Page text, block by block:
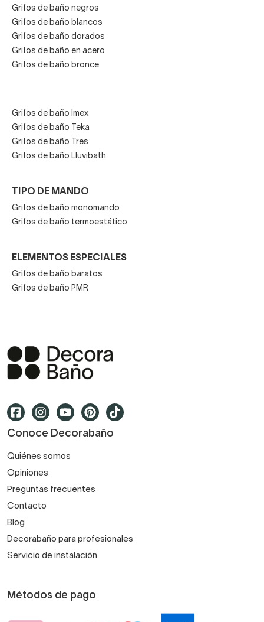
Grifos de baño negros
Grifos de baño blancos
Grifos de baño dorados
Grifos de baño en acero
Grifos de baño bronce
Grifos de baño Imex
Grifos de baño Teka
Grifos de baño Tres
Grifos de baño Lluvibath
TIPO DE MANDO
Grifos de baño monomando
Grifos de baño termoestático
ELEMENTOS ESPECIALES
Grifos de baño baratos
Grifos de baño PMR
Conoce Decorabaño
Quiénes somos
Opiniones
Preguntas frecuentes
Contacto
Blog
Decorabaño para profesionales
Servicio de instalación
Métodos de pago